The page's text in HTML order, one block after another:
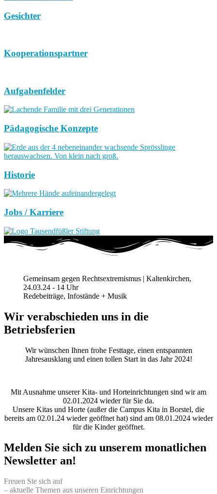
Gesichter
Kooperationspartner
Aufgabenfelder
Pädagogische Konzepte
Historie
Jobs / Karriere
Gemeinsam gegen Rechtsextremismus | Kaltenkirchen,
24.03.24 - 14 Uhr
Redebeiträge, Infostände + Musik
Wir verabschieden uns in die
Betriebsferien
Wir wünschen Ihnen frohe Festtage, einen entspannten
Jahresausklang und einen tollen Start in das Jahr 2024!
Mit Ausnahme unserer Kita- und Horteinrichtungen sind wir am
02.01.2024 wieder für Sie da.
Unsere Kitas und Horte (außer die Campus Kita in Borstel, die
bereits am 02.01.24 wieder geöffnet hat) sind am 08.01.2024 wieder
für die Kinder geöffnet.
Melden Sie sich zu unserem monatlichen
Newsletter an!
Freuen Sie sich auf
– aktuelle Themen aus unseren Einrichtungen